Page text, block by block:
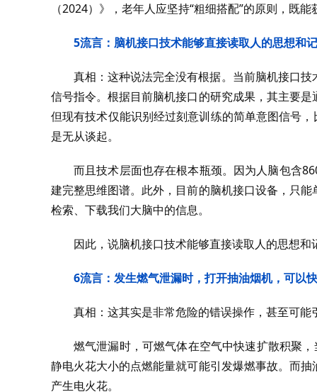
（2024）》，老年人应坚持“粗细搭配”的原则，既
5流言：脑机接口技术能够直接读取人的思想和
真相：这种说法完全没有根据。当前脑机接口
信号指令。根据目前脑机接口的研究成果，其主要
但现有技术仅能识别经过刻意训练的简单意图信号
是无从谈起。
而且技术层面也存在根本瓶颈。因为人脑包含
建完整思维图谱。此外，目前的脑机接口设备，只
检索、下载我们大脑中的信息。
因此，说脑机接口技术能够直接读取人的思想和
6流言：发生燃气泄漏时，打开抽油烟机，可以
真相：这其实是非常危险的错误操作，甚至可能
燃气泄漏时，可燃气体在空气中快速扩散积聚
静电火花大小的点燃能量就可能引发爆燃事故。而
产生电火花。